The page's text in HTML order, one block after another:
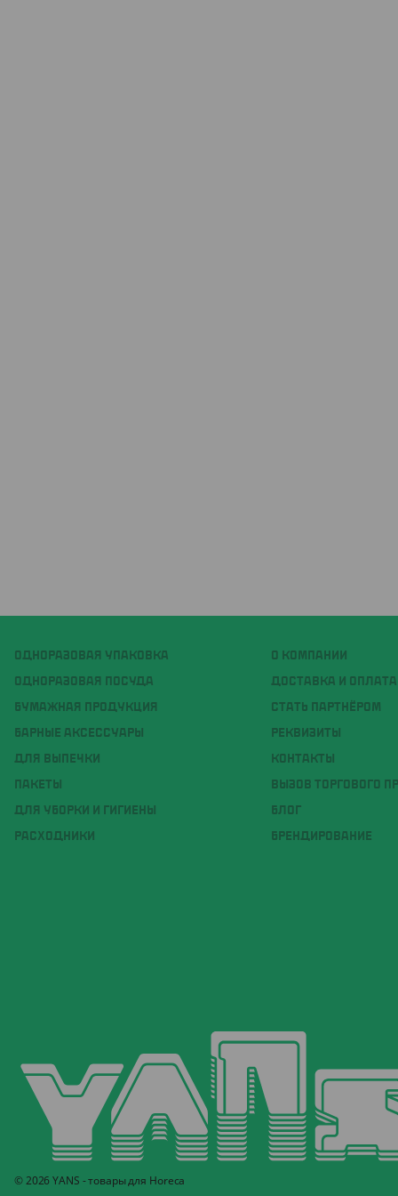
ОДНОРАЗОВАЯ УПАКОВКА
ОДНОРАЗОВАЯ ПОСУДА
БУМАЖНАЯ ПРОДУКЦИЯ
БАРНЫЕ АКСЕССУАРЫ
ДЛЯ ВЫПЕЧКИ
ПАКЕТЫ
ДЛЯ УБОРКИ И ГИГИЕНЫ
РАСХОДНИКИ
О КОМПАНИИ
ДОСТАВКА И ОПЛАТА
СТАТЬ ПАРТНЁРОМ
РЕКВИЗИТЫ
КОНТАКТЫ
ВЫЗОВ ТОРГОВОГО
БЛОГ
БРЕНДИРОВАНИЕ
© 2026 YANS - товары для Horeca